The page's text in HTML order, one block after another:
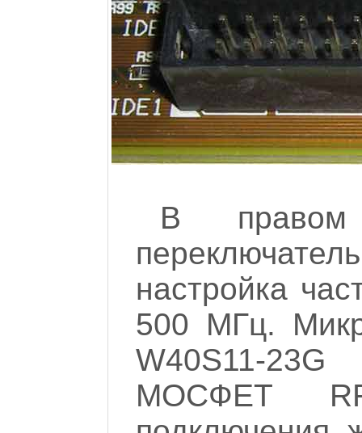
В
настройка
500 МГц.
W40S11-
МОСФЕТ